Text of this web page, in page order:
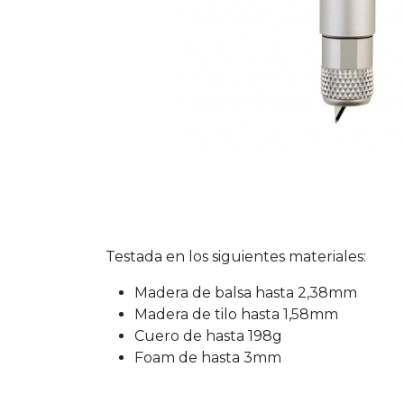
Testada en los siguientes materiales:
Madera de balsa hasta 2,38mm
Madera de tilo hasta 1,58mm
Cuero de hasta 198g
Foam de hasta 3mm